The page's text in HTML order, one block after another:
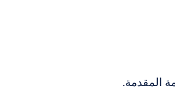
المقدمة.